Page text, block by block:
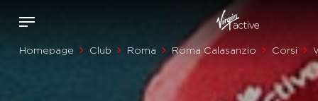
Homepage Club Roma Roma Calasanzio Corsi